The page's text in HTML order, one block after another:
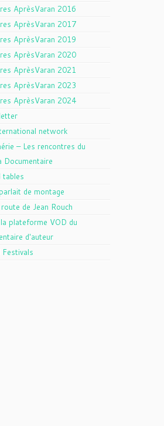
AprèsVaran 2016
AprèsVaran 2017
AprèsVaran 2019
AprèsVaran 2020
AprèsVaran 2021
AprèsVaran 2023
AprèsVaran 2024
network
– Les rencontres du
Documentaire
tables
de montage
de Jean Rouch
plateforme VOD du
d'auteur